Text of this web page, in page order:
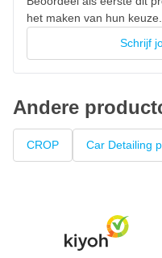
het maken van hun keuze.
Schrijf
Andere
CROP Car Detailing